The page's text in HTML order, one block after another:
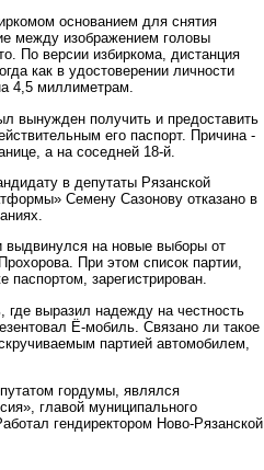
основанием для снятия
между изображением головы
По версии избиркома, дистанция
как в удостоверении личности
4,5 миллиметрам.
вынужден получить и предоставить
его паспорт. Причина -
а на соседней 18-й.
в депутаты Рязанской
Семену Сазонову отказано в
на новые выборы от
При этом список партии,
паспортом, зарегистрирован.
выразил надежду на честность
Ё-мобиль. Связано ли такое
партией автомобилем,
гордумы, являлся
главой муниципального
гендиректором Ново-Рязанской